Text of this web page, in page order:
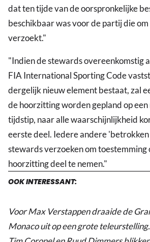
dat ten tijde van de oorspronkelijke
beschikbaar was voor de partij die
verzoekt."
"Indien de stewards overeenkomstig
FIA International Sporting Code
dergelijk nieuw element bestaat, zal
de hoorzitting worden gepland op
tijdstip, naar alle waarschijnlijkheid
eerste deel. Iedere andere
stewards verzoeken om toestemming
hoorzitting deel te nemen."
OOK INTERESSANT:
Voor Max Verstappen draaide de
Monaco uit op een grote